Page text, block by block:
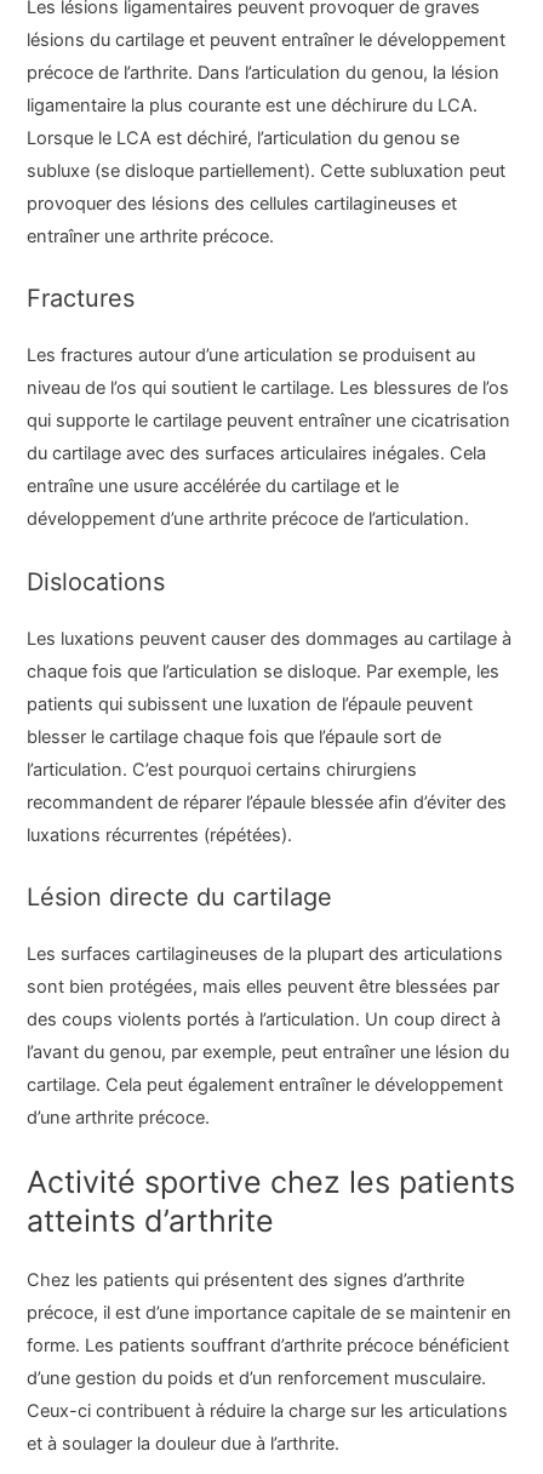
Les lésions ligamentaires peuvent provoquer de graves
lésions du cartilage et peuvent entraîner le développement
précoce de l’arthrite. Dans l’articulation du genou, la lésion
ligamentaire la plus courante est une déchirure du LCA.
Lorsque le LCA est déchiré, l’articulation du genou se
subluxe (se disloque partiellement). Cette subluxation peut
provoquer des lésions des cellules cartilagineuses et
entraîner une arthrite précoce.
Fractures
Les fractures autour d’une articulation se produisent au
niveau de l’os qui soutient le cartilage. Les blessures de l’os
qui supporte le cartilage peuvent entraîner une cicatrisation
du cartilage avec des surfaces articulaires inégales. Cela
entraîne une usure accélérée du cartilage et le
développement d’une arthrite précoce de l’articulation.
Dislocations
Les luxations peuvent causer des dommages au cartilage à
chaque fois que l’articulation se disloque. Par exemple, les
patients qui subissent une luxation de l’épaule peuvent
blesser le cartilage chaque fois que l’épaule sort de
l’articulation. C’est pourquoi certains chirurgiens
recommandent de réparer l’épaule blessée afin d’éviter des
luxations récurrentes (répétées).
Lésion directe du cartilage
Les surfaces cartilagineuses de la plupart des articulations
sont bien protégées, mais elles peuvent être blessées par
des coups violents portés à l’articulation. Un coup direct à
l’avant du genou, par exemple, peut entraîner une lésion du
cartilage. Cela peut également entraîner le développement
d’une arthrite précoce.
Activité sportive chez les patients
atteints d’arthrite
Chez les patients qui présentent des signes d’arthrite
précoce, il est d’une importance capitale de se maintenir en
forme. Les patients souffrant d’arthrite précoce bénéficient
d’une gestion du poids et d’un renforcement musculaire.
Ceux-ci contribuent à réduire la charge sur les articulations
et à soulager la douleur due à l’arthrite.